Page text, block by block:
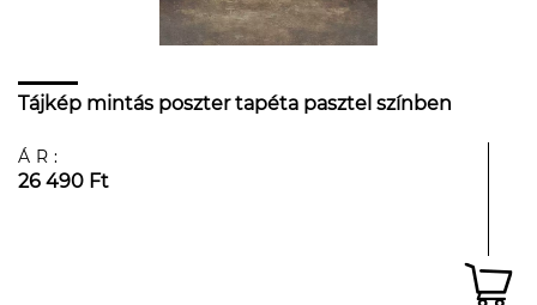
Tájkép mintás poszter tapéta pasztel színben
ÁR:
26 490 Ft